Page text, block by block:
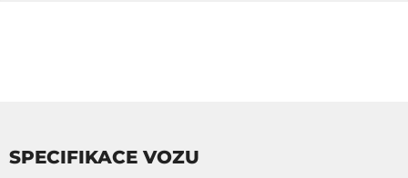
SPECIFIKACE VOZU